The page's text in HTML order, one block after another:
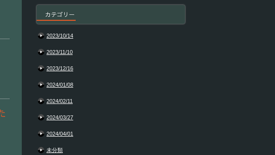
カテゴリー
2023/10/14
2023/11/10
2023/12/16
2024/01/08
2024/02/11
2024/03/27
2024/04/01
未分類